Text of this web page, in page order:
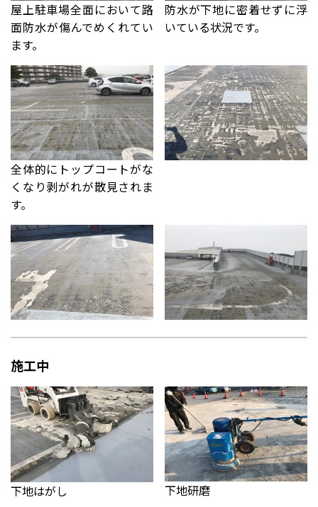
屋上駐車場全面において路
面防水が傷んでめくれてい
ます。
防水が下地に密着せずに浮
いている状況です。
全体的にトップコートがな
くなり剥がれが散見されま
す。
施工中
下地はがし 下地研磨